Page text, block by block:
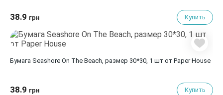
38.9 грн Купить
Бумага Seashore On The Beach, размер 30*30, 1 шт от Paper House
38.9 грн Купить